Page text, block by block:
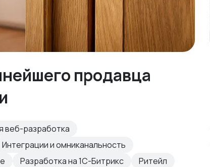
продавца
веб-разработка
Интеграции и омниканальность
Разработка на 1С-Битрикс Ритейл